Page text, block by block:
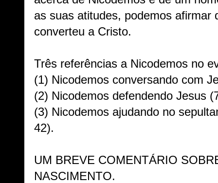
as suas atitudes, podemos afirmar
converteu a Cristo.
Três referências a Nicodemos no
(1) Nicodemos conversando com
(2) Nicodemos defendendo Jesus
(3) Nicodemos ajudando no
42).
UM BREVE COMENTÁRIO
NASCIMENTO.